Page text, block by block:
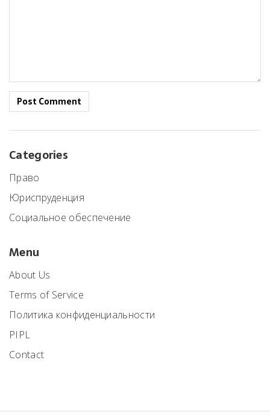
Post Comment
Categories
Право
Юриспруденция
Социальное обеспечение
Menu
About Us
Terms of Service
Политика конфиденциальности
PIPL
Contact